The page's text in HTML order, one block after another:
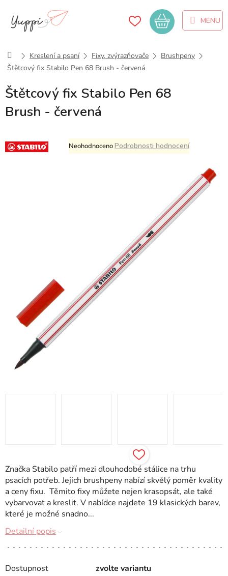
obsah
Nákupní
košík
DomůKreslení a psaní Fixy, zvýrazňovače
Brushpeny
Štětcový fix Stabilo Pen 68 Brush - červená
Štětcový fix Stabilo Pen 68
Brush - červená
Průměrné
hodnocení
NeohodnocenoPodrobnosti hodnocení
Dostupnost
zvolte variantu
Značka Stabilo patří mezi dlouhodobé stálice na trhu
psacích potřeb. Jejich brushpeny nabízí skvělý poměr kvality
a ceny fixu. Těmito fixy můžete nejen krasopsát, ale také
vybarvovat a kreslit. V nabídce najdete 19 klasických barev,
které je možné snadno...
Detailní popis